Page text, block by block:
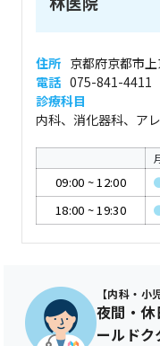
住所 京都府京都市
電話 075-841-4411
診療科目
内科、消化器科、ア
09:00 ~12:00
18:00 ~19:30
【内科・小
夜間・休
ールドク